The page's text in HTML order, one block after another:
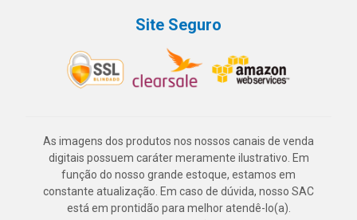
Site Seguro
As imagens dos produtos nos nossos canais de venda
digitais possuem caráter meramente ilustrativo. Em
função do nosso grande estoque, estamos em
constante atualização. Em caso de dúvida, nosso SAC
está em prontidão para melhor atendê-lo(a).